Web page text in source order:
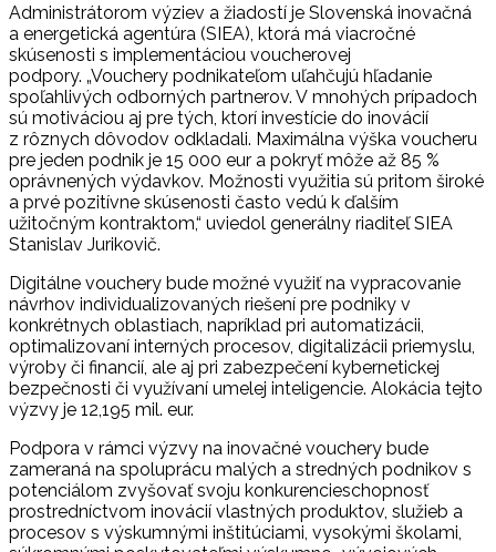
Administrátorom výziev a žiadostí je Slovenská inovačná
a energetická agentúra (SIEA), ktorá má viacročné
skúsenosti s implementáciou voucherovej
podpory. „Vouchery podnikateľom uľahčujú hľadanie
spoľahlivých odborných partnerov. V mnohých prípadoch
sú motiváciou aj pre tých, ktorí investície do inovácií
z rôznych dôvodov odkladali. Maximálna výška voucheru
pre jeden podnik je 15 000 eur a pokryť môže až 85 %
oprávnených výdavkov. Možnosti využitia sú pritom široké
a prvé pozitívne skúsenosti často vedú k ďalším
užitočným kontraktom,“ uviedol generálny riaditeľ SIEA
Stanislav Jurikovič.
Digitálne vouchery bude možné využiť na vypracovanie
návrhov individualizovaných riešení pre podniky v
konkrétnych oblastiach, napríklad pri automatizácii,
optimalizovaní interných procesov, digitalizácii priemyslu,
výroby či financií, ale aj pri zabezpečení kybernetickej
bezpečnosti či využívaní umelej inteligencie. Alokácia tejto
výzvy je 12,195 mil. eur.
Podpora v rámci výzvy na inovačné vouchery bude
zameraná na spoluprácu malých a stredných podnikov s
potenciálom zvyšovať svoju konkurencieschopnosť
prostredníctvom inovácií vlastných produktov, služieb a
procesov s výskumnými inštitúciami, vysokými školami,